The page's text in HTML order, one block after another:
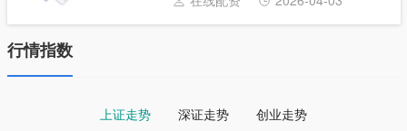
金......
行情指数
上证走势 深证走势 创业走势